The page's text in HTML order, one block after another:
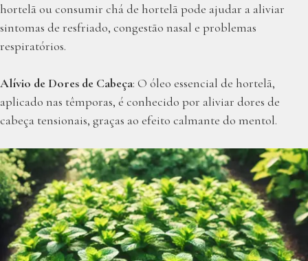
hortelã ou consumir chá de hortelã pode ajudar a aliviar
sintomas de resfriado, congestão nasal e problemas
respiratórios.
Alívio de Dores de Cabeça: O óleo essencial de hortelã,
aplicado nas têmporas, é conhecido por aliviar dores de
cabeça tensionais, graças ao efeito calmante do mentol.